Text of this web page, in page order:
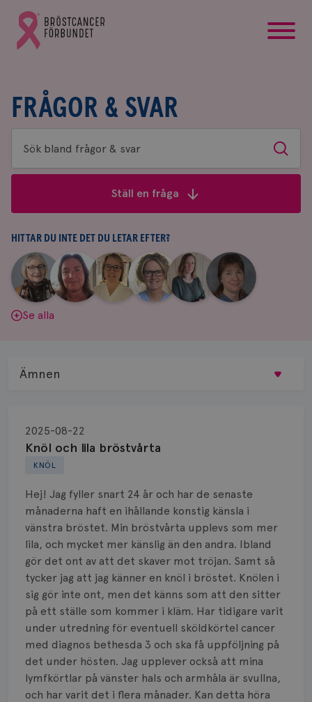
Gå
till
Bröstcancerförbundets
FRÅGOR & SVAR
Sök
bland
&
svar
Sök
Ställ en fråga
HITTAR DU INTE DET DU LETAR EFTER?
Aina
Johnsson
|
Anne
Andersson
Fredrika
Killander
|
Jeanette
Bäcklund
|
Maria
Edegran
|
Yvette
Andersson
Se alla
KNÖL
Knöl och lila bröstvårta
2025-08-22
Hej! Jag fyller snart 24 år och har de senaste
månaderna haft en ihållande konstig känsla i
vänstra bröstet. Min bröstvårta upplevs som mer
lila, och mycket mer känslig än den andra. Ibland
gör det ont av att det skaver mot tröjan. Samt så
tycker jag att jag känner en knöl i bröstet. Knölen i
sig gör inte ont, men det känns som att den sitter
på ett ställe som kommer i kläm. Har tidigare varit
under utredning för eventuell sköldkörtel cancer
med diagnos bethesda 3 och ska få uppföljning på
det under hösten. Jag upplever också att mina
lymfkörtlar på vänster hals och armhåla är svullna,
och har varit det i flera månader. Kan detta höra
Ämnen
Biopsi
Biverkningar
Bröstvårta
Knöl
Läkemedel
Typ av bröstcancer
Smärta
Prognos
Risker